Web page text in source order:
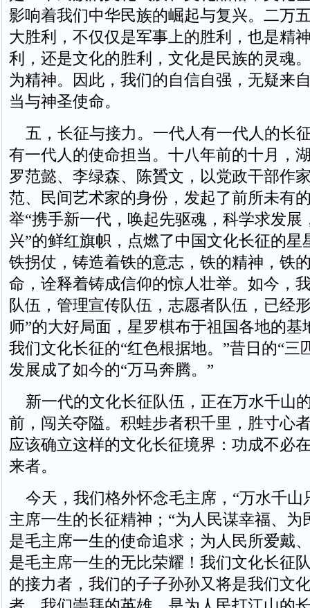
影响着我们中华民族的崛起与复兴。二万
大胜利，不仅仅是军事上的胜利，也是精
利，还是文化的胜利，文化是民族的灵魂
为精神。因此，我们的自信自强，无疑来
当与神圣使命。
五，长征与接力。一代人有一代人的长
有一代人的使命担当。十八年前的十月，
罗范懿、李绿森、陈贇文，以党政干部作
范、民间艺术家的身份，发起了前所未有
举“携手新一代，唤起先驱魂，科学求发展
兴”的鲜红旗帜，点燃了中国文化长征的星
铁拐仗，铸造着铁的意志，铁的精神，铁
命，诠释着铸成信仰的惊人壮举。如今，
队伍，管理宣传队伍，志愿者队伍，已经
师”的大好局面，星罗棋布于祖国各地的基
我们文化长征的“红色根据地。”昔日的“三
发展成了如今的“万马奔腾。”
新一代的文化长征队伍，正在万水千山
前，闯关夺隘。积蛙步者积千里，胜寸心
应该确立这样的文化长征境界：功成不必
来者。
今天，我们格外怀念毛主席，“万水千山
主席一生的长征精神；“为人民谋幸福、为
是毛主席一生的使命追求；为人民所爱戴
是毛主席一生的无比荣耀！我们文化长征
的接力者，我们的子子孙孙又将是我们文